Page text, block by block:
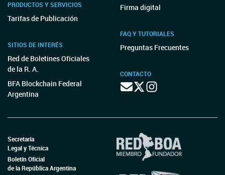
PRODUCTOS Y SERVICIOS
Tarifas de Publicación
SITIOS DE INTERÉS
Red de Boletines Oficiales
de la R. A.
BFA Blockchain Federal
Argentina
Firma digital
FAQ Y TUTORIALES
Preguntas Frecuentes
CONTACTO
Secretaría
Legal y Técnica
Boletín Oficial
de la República Argentina